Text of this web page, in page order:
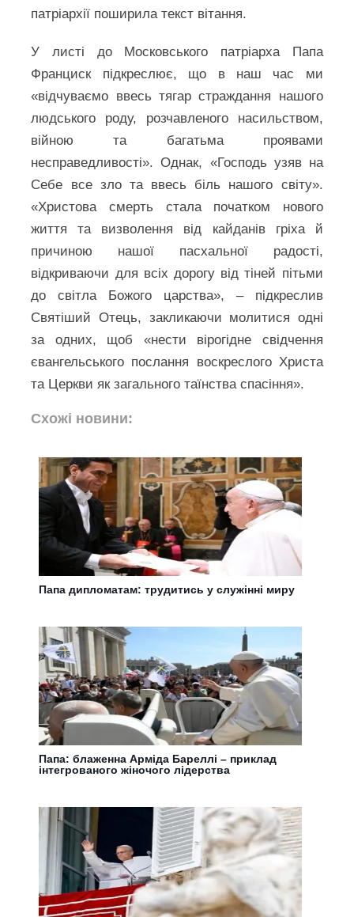
патріархії поширила текст вітання.
У листі до Московського патріарха Папа
Франциск підкреслює, що в наш час ми
«відчуваємо ввесь тягар страждання нашого
людського роду, розчавленого насильством,
війною та багатьма проявами
несправедливості». Однак, «Господь узяв на
Себе все зло та ввесь біль нашого світу».
«Христова смерть стала початком нового
життя та визволення від кайданів гріха й
причиною нашої пасхальної радості,
відкриваючи для всіх дорогу від тіней пітьми
до світла Божого царства», – підкреслив
Святіший Отець, закликаючи молитися одні
за одних, щоб «нести вірогідне свідчення
євангельського послання воскреслого Христа
та Церкви як загального таїнства спасіння».
Схожі новини:
Папа дипломатам: трудитись у служінні миру
Папа: блаженна Арміда Бареллі – приклад
інтегрованого жіночого лідерства